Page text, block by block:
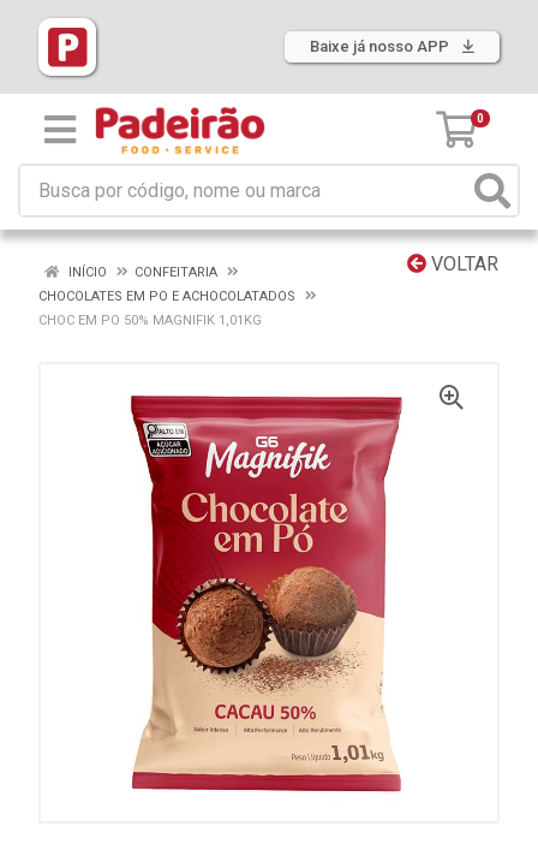
Baixe já nosso APP
0
VOLTAR
INÍCIO
CONFEITARIA
CHOCOLATES EM PO E ACHOCOLATADOS
CHOC EM PO 50% MAGNIFIK 1,01KG